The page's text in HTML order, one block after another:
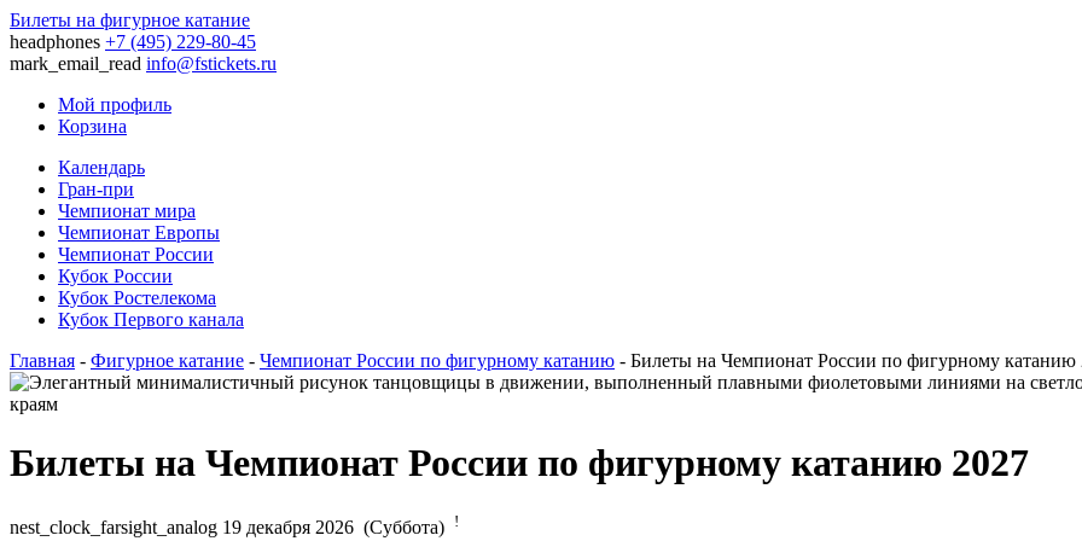
Билеты на фигурное катание
headphones +7 (495) 229-80-45
mark_email_read info@fstickets.ru
Мой профиль
Корзина
Календарь
Гран-при
Чемпионат мира
Чемпионат Европы
Чемпионат России
Кубок России
Кубок Ростелекома
Кубок Первого канала
Главная - Фигурное катание - Чемпионат России по фигурному катанию - Билеты на Чемпионат России по фигурному катанию
Билеты на Чемпионат России по фигурному катанию 2027
nest_clock_farsight_analog 19 декабря 2026 (Суббота) !